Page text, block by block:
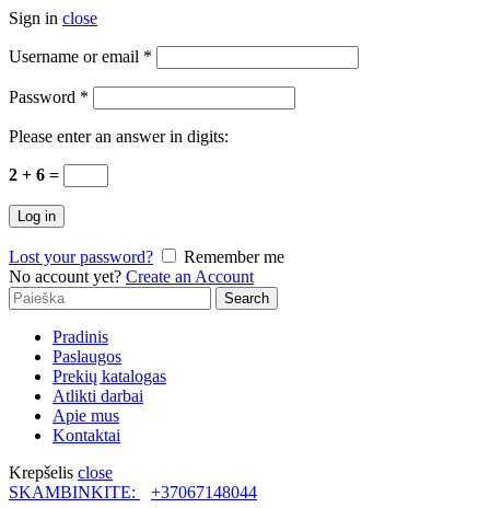
Sign in close
Username or email *
Password *
Please enter an answer in digits:
2 + 6 =
Log in
Lost your password?
Remember me
No account yet? Create an Account
Search
for:
Search
Pradinis
Paslaugos
Prekių katalogas
Atlikti darbai
Apie mus
Kontaktai
Krepšelis close
SKAMBINKITE:
+37067148044